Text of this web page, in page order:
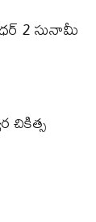
2 సునామీ
చికిత్స